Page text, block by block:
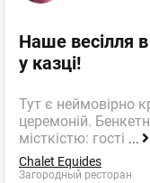
Наше весілля
у казці!
Тут є неймовірно
церемоній.
місткістю: гості ...
Chalet Equides
Загородный ресторан